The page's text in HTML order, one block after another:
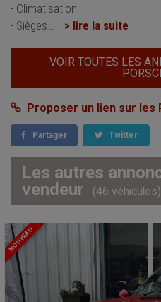
- Climatisation
- Sièges… > lire la suite
VOIR TOUTES LES
Proposer un lien sur les
Partager Twitter
Les autres
vendeur
(46 véhicules)
NOUVEAU